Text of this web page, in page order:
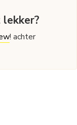
! achter